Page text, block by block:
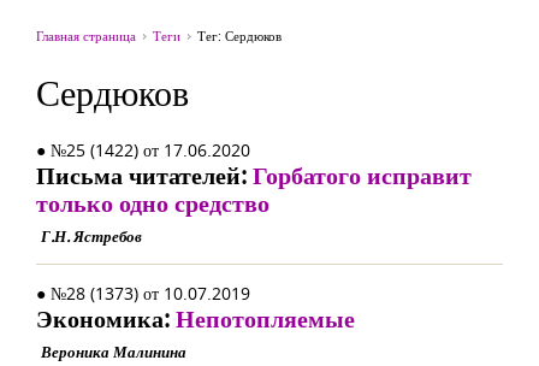
Главная страница Теги Тег: Сердюков
Сердюков
● №25 (1422) от 17.06.2020
Письма читателей:Горбатого исправит
только одно средство
Г.Н. Ястребов
● №28 (1373) от 10.07.2019
Экономика:Непотопляемые
Вероника Малинина